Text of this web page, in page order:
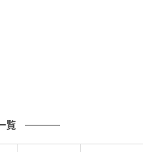
とがある人を目指して
覧